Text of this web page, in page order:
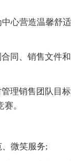
心营造温馨舒适
同、销售文件和
理销售团队目标
。
微笑服务;